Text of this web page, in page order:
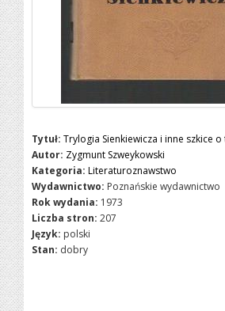
Tytuł: Trylogia Sienkiewicza i inne szkice
Autor: Zygmunt Szweykowski
Kategoria: Literaturoznawstwo
Wydawnictwo: Poznańskie wydawnictwo
Rok wydania: 1973
Liczba stron: 207
Język: polski
Stan: dobry